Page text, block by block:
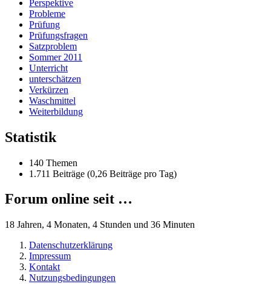
Perspektive
Probleme
Prüfung
Prüfungsfragen
Satzproblem
Sommer 2011
Unterricht
unterschätzen
Verkürzen
Waschmittel
Weiterbildung
Statistik
140 Themen
1.711 Beiträge (0,26 Beiträge pro Tag)
Forum online seit …
18 Jahren, 4 Monaten, 4 Stunden und 36 Minuten
Datenschutzerklärung
Impressum
Kontakt
Nutzungsbedingungen